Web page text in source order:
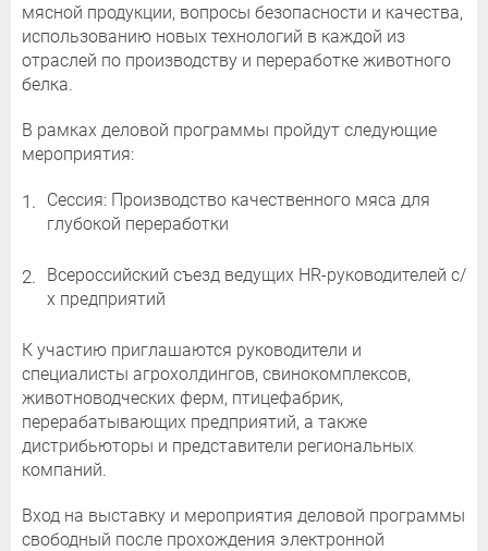
мясной продукции, вопросы безопасности и качества,
использованию новых технологий в каждой из
отраслей по производству и переработке животного
белка.
В рамках деловой программы пройдут следующие
мероприятия:
Сессия: Производство качественного мяса для
глубокой переработки
Всероссийский съезд ведущих HR-руководителей с/
х предприятий
К участию приглашаются руководители и
специалисты агрохолдингов, свинокомплексов,
животноводческих ферм, птицефабрик,
перерабатывающих предприятий, а также
дистрибьюторы и представители региональных
компаний.
Вход на выставку и мероприятия деловой программы
свободный после прохождения электронной